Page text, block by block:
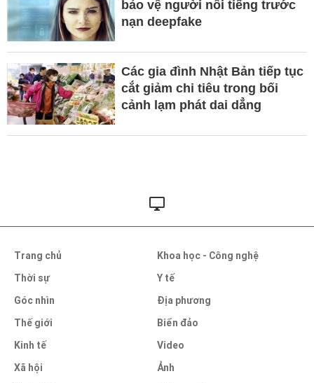
bảo vệ người nổi tiếng trước
nạn deepfake
Các gia đình Nhật Bản tiếp tục
cắt giảm chi tiêu trong bối
cảnh lạm phát dai dẳng
Trang chủ
Thời sự
Góc nhìn
Thế giới
Kinh tế
Xã hội
Khoa học - Công nghệ
Y tế
Địa phương
Biển đảo
Video
Ảnh